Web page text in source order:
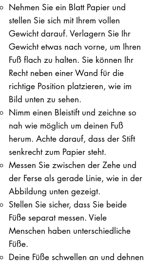
Nehmen Sie ein Blatt Papier und
stellen Sie sich mit Ihrem vollen
Gewicht darauf. ​Verlagern Sie Ihr
Gewicht etwas nach vorne, um Ihren
Fuß flach zu halten. Sie können Ihr
Recht neben einer Wand für die
richtige Position platzieren, wie im
Bild unten zu sehen.
Nimm einen Bleistift und zeichne so
nah wie möglich um deinen Fuß
herum. Achte darauf, dass der Stift
senkrecht zum Papier steht.
Messen Sie zwischen der Zehe und
der Ferse als gerade Linie, wie in der
Abbildung unten gezeigt.
Stellen Sie sicher, dass Sie beide
Füße separat messen. Viele
Menschen haben unterschiedliche
Füße.
Deine Füße schwellen an und dehnen